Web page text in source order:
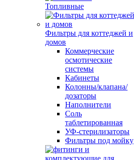
Топливные
Фильтры для коттеджей и
домов
Коммерческие
осмотические
системы
Кабинеты
Колонны/клапана/
дозаторы
Наполнители
Соль
таблетированная
УФ-стерилизаторы
Фильтры под мойку